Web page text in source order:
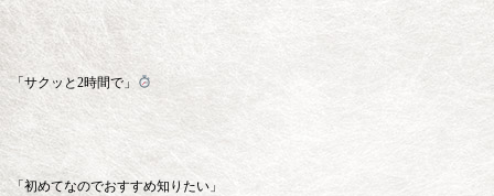
「サクッと2時間で」
「初めてなのでおすすめ知りたい」